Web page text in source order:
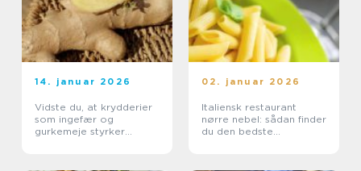
14. januar 2026
Vidste du, at krydderier
som ingefær og
gurkemeje styrker
02. januar 2026
Italiensk restaurant
nørre nebel: sådan finder
du den bedste